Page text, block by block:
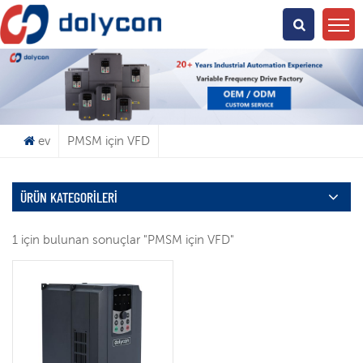
Ne Arıyorsun?
ev PMSM için VFD
ÜRÜN KATEGORILERI
1 için bulunan sonuçlar "PMSM için VFD"